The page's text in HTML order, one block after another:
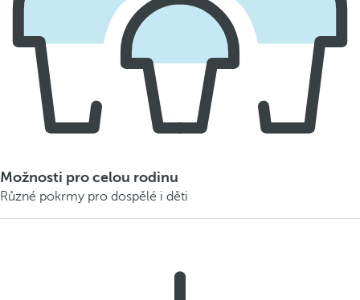
Možnosti pro celou rodinu
Různé pokrmy pro dospělé i děti